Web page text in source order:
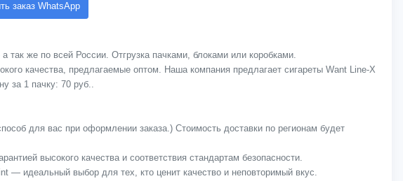
заказ WhatsApp
же по всей России. Отгрузка пачками, блоками или коробками.
качества, предлагаемые оптом. Наша компания предлагает сигареты Want Line-X
за 1 пачку: 70 руб..
для вас при оформлении заказа.) Стоимость доставки по регионам будет
высокого качества и соответствия стандартам безопасности.
— идеальный выбор для тех, кто ценит качество и неповторимый вкус.